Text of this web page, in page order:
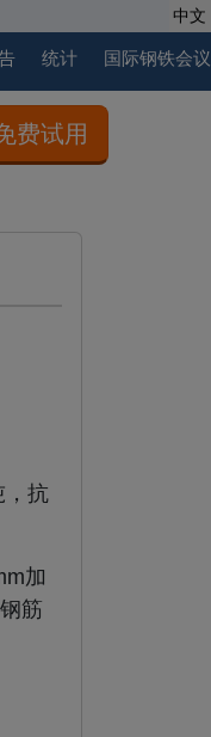
中文
统计 国际钢铁会议
费试用
，抗
加
筋